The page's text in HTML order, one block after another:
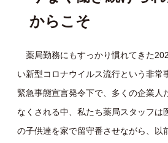
からこそ
薬局勤務にもすっかり慣れてきた
い新型コロナウイルス流行という非常
緊急事態宣言発令下で、多くの企業人
なくされる中、私たち薬局スタッフは
の子供達を家で留守番させながら、以